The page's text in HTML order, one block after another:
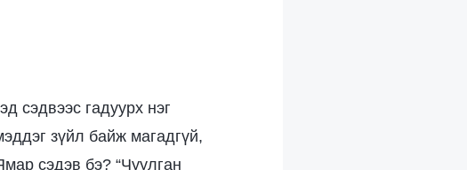
сэдвээс гадуурх нэг
зүйл байж магадгүй,
сэдэв бэ? “Чуулган